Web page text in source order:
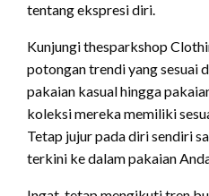
tentang ekspresi diri.
Kunjungi thesparkshop
potongan trendi yang sesuai
pakaian kasual hingga
koleksi mereka memiliki
Tetap jujur ​​​​pada diri sendiri
terkini ke dalam pakaian